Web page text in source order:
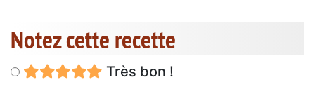
Notez cette recette
Très bon !